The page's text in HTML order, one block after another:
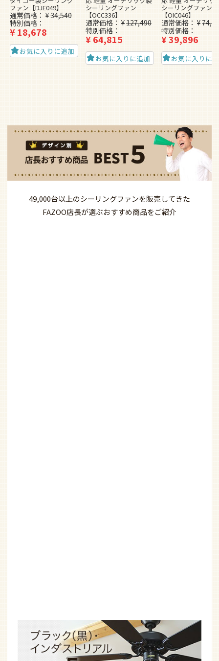
ファン【DJE049】
通常価格 ¥34,540
特別価格
¥18,678
お気に入りに追加
シーリングファン
【OCC336】
通常価格 ¥127,490
特別価格
¥64,815
お気に入りに追加
シーリングファン
【OIC046】
通常価格 ¥
特別価格
¥39,896
お気に入りに
49,000台以上のシーリングファンを販売してきた
FAZOO店長が選ぶおすすめ商品をご紹介